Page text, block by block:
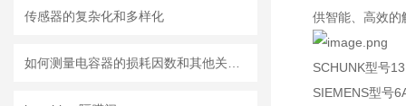
传感器的复杂化和多样化
供智能、高效的
SCHUNK型号
SIEMENS型号